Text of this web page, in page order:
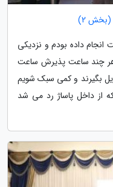
2)
انجام داده بودم و نزدیکی
چند ساعت پذیرش ساعت
بگیرند و کمی سبک شویم
از داخل پاساژ رد می شد